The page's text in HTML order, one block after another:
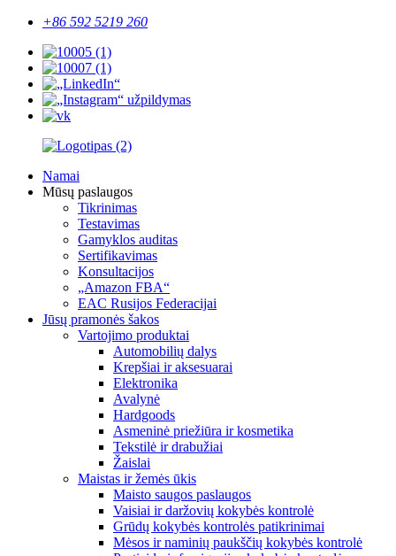
+86 592 5219 260
Namai
Mūsų paslaugos
Tikrinimas
Testavimas
Gamyklos auditas
Sertifikavimas
Konsultacijos
„Amazon FBA“
EAC Rusijos Federacijai
Jūsų pramonės šakos
Vartojimo produktai
Automobilių dalys
Krepšiai ir aksesuarai
Elektronika
Avalynė
Hardgoods
Asmeninė priežiūra ir kosmetika
Tekstilė ir drabužiai
Žaislai
Maistas ir žemės ūkis
Maisto saugos paslaugos
Vaisiai ir daržovių kokybės kontrolė
Grūdų kokybės kontrolės patikrinimai
Mėsos ir naminių paukščių kokybės kontrolė